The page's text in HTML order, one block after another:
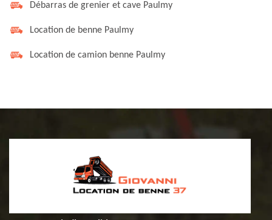
Débarras de grenier et cave Paulmy
Location de benne Paulmy
Location de camion benne Paulmy